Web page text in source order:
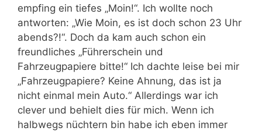
empfing ein tiefes „Moin!“. Ich wollte noch
antworten: „Wie Moin, es ist doch schon 23 Uhr
abends?!“. Doch da kam auch schon ein
freundliches „Führerschein und
Fahrzeugpapiere bitte!“ Ich dachte leise bei mir
„Fahrzeugpapiere? Keine Ahnung, das ist ja
nicht einmal mein Auto.“ Allerdings war ich
clever und behielt dies für mich. Wenn ich
halbwegs nüchtern bin habe ich eben immer